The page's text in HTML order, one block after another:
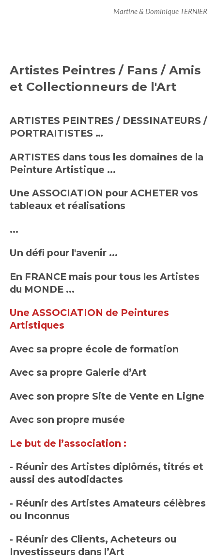
Martine & Dominique TERNIER
Artistes Peintres / Fans / Amis
et Collectionneurs de l'Art
ARTISTES PEINTRES / DESSINATEURS /
PORTRAITISTES …
ARTISTES dans tous les domaines de la
Peinture Artistique ...
Une ASSOCIATION pour ACHETER vos
tableaux et réalisations
...
Un défi pour l'avenir ...
En FRANCE mais pour tous les Artistes
du MONDE ...
Une ASSOCIATION de Peintures
Artistiques
Avec sa propre école de formation
Avec sa propre Galerie d’Art
Avec son propre Site de Vente en Ligne
Avec son propre musée
Le but de l’association :
- Réunir des Artistes diplômés, titrés et
aussi des autodidactes
- Réunir des Artistes Amateurs célèbres
ou Inconnus
- Réunir des Clients, Acheteurs ou
Investisseurs dans l’Art